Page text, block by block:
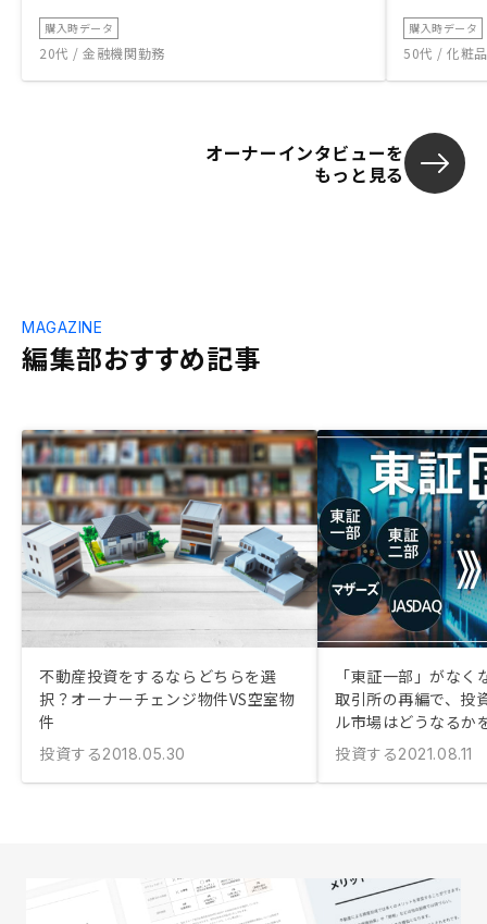
購入時データ
20代 / 金融機関勤務
購入時データ
50代 / 化粧
オーナーインタビューを
もっと見る
編集部おすすめ記事
MAGAZINE
不動産投資をするならどちらを選
択？オーナーチェンジ物件VS空室物
件
投資する2018.05.30
「東証一部」がな
取引所の再編で、投
ル市場はどうなるか
投資する2021.08.11